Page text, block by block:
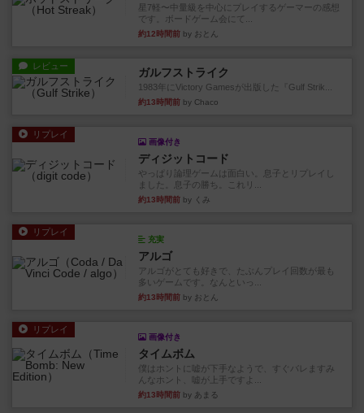
星7軽〜中量級を中心にプレイするゲーマーの感想
です。ボードゲーム会にて...
約12時間前 by おとん
レビュー ガルフストライク
1983年にVictory Gamesが出版した『Gulf Strik...
約13時間前 by Chaco
リプレイ
画像付き
ディジットコード
やっぱり論理ゲームは面白い。息子とリプレイし
ました。息子の勝ち。これリ...
約13時間前 by くみ
リプレイ
充実
アルゴ
アルゴがとても好きで、たぶんプレイ回数が最も
多いゲームです。なんといっ...
約13時間前 by おとん
リプレイ
画像付き
タイムボム
僕はホントに嘘が下手なようで、すぐバレますみ
んなホント、嘘が上手ですよ...
約13時間前 by あまる